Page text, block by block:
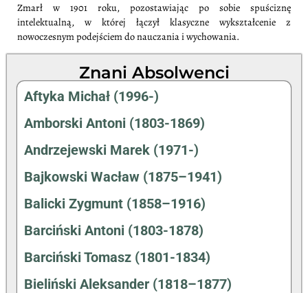
Zmarł w 1901 roku, pozostawiając po sobie spuściznę
intelektualną, w której łączył klasyczne wykształcenie z
nowoczesnym podejściem do nauczania i wychowania.
Znani Absolwenci
Aftyka Michał (1996-)
Amborski Antoni (1803-1869)
Andrzejewski Marek (1971-)
Bajkowski Wacław (1875–1941)
Balicki Zygmunt (1858–1916)
Barciński Antoni (1803-1878)
Barciński Tomasz (1801-1834)
Bieliński Aleksander (1818–1877)